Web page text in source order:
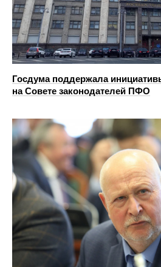
Госдума поддержала
на Совете законодателей ПФО